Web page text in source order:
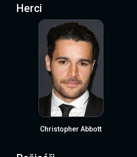
Herci
Christopher Abbott